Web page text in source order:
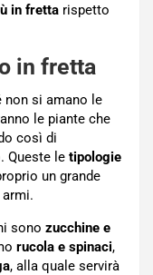
in fretta rispetto
in fretta
non si amano le
le piante che
così di
Queste le tipologie
un grande
sono zucchine e
rucola e spinaci,
, alla quale servirà